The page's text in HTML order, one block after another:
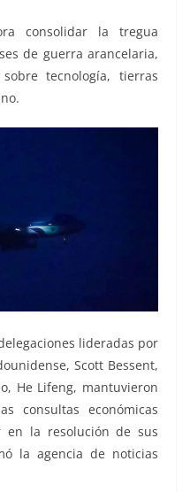
consolidar la tregua
de guerra arancelaria,
tecnología, tierras
lideradas por
Scott Bessent,
He Lifeng, mantuvieron
consultas económicas
en la resolución de sus
la agencia de noticias